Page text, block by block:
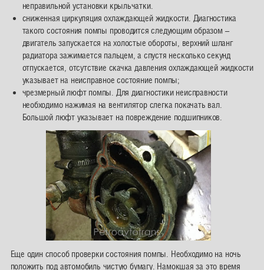
неправильной установки крыльчатки.
сниженная циркуляция охлаждающей жидкости. Диагностика
такого состояния помпы проводится следующим образом –
двигатель запускается на холостые обороты, верхний шланг
радиатора зажимается пальцем, а спустя несколько секунд
отпускается, отсутствие скачка давления охлаждающей жидкости
указывает на неисправное состояние помпы;
чрезмерный люфт помпы. Для диагностики неисправности
необходимо нажимая на вентилятор слегка покачать вал.
Большой люфт указывает на повреждение подшипников.
Еще один способ проверки состояния помпы. Необходимо на ночь
положить под автомобиль чистую бумагу. Намокшая за это время